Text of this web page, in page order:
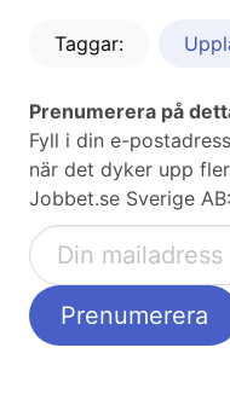
Taggar:
Prenumerera på
Fyll i din e-
när det dyker upp
Jobbet.se Sverige AB: